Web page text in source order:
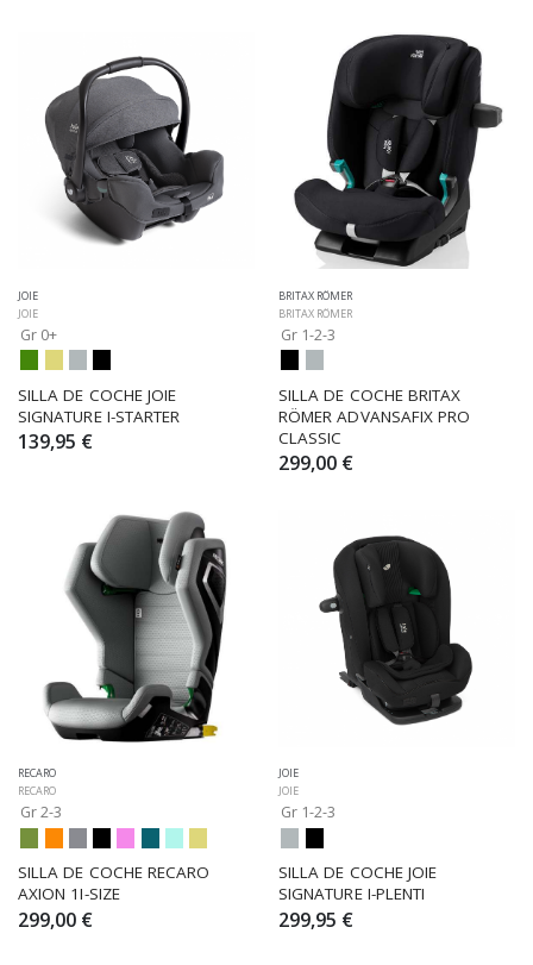
JOIE
JOIE
Gr 0+
SILLA DE COCHE JOIE
SIGNATURE I-STARTER
139,95 €
BRITAX RÖMER
BRITAX RÖMER
Gr 1-2-3
SILLA DE COCHE BRITAX
RÖMER ADVANSAFIX PRO
CLASSIC
299,00 €
RECARO
RECARO
Gr 2-3
SILLA DE COCHE RECARO
AXION 1I-SIZE
299,00 €
JOIE
JOIE
Gr 1-2-3
SILLA DE COCHE JOIE
SIGNATURE I-PLENTI
299,95 €